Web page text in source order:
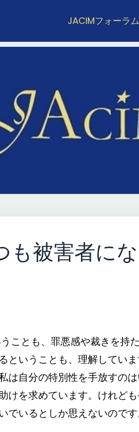
JACIMフォーラム
も被害者に
ことも、罪悪感や裁きを持
いうことも、理解していま
は自分の特別性を手放すの
けを求めています。けれど
でいるとしか思えないので